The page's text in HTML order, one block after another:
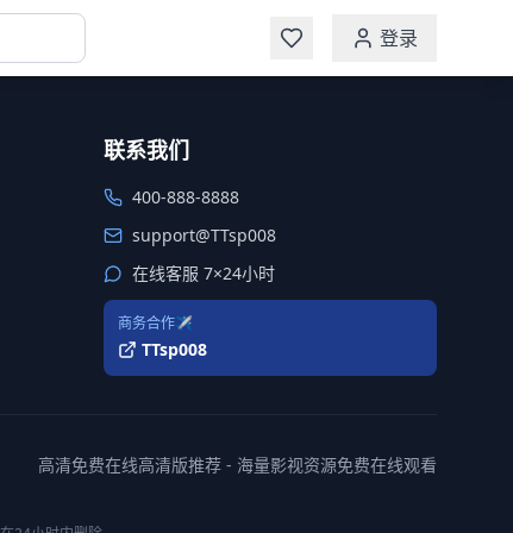
登录
联系我们
400-888-8888
support@TTsp008
在线客服 7×24小时
商务合作✈️
TTsp008
高清免费在线高清版推荐 - 海量影视资源免费在线观看